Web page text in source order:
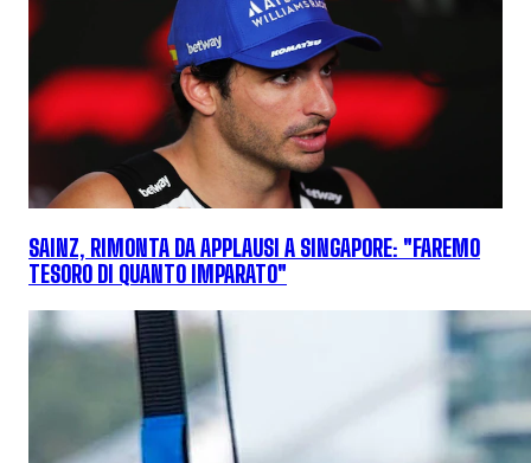
SAINZ, RIMONTA DA APPLAUSI A SINGAPORE: "FAREMO
TESORO DI QUANTO IMPARATO"